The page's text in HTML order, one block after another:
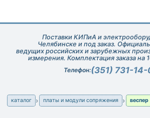
Поставки КИПиА и
Челябинске и под заказ.
ведущих российских и зарубежных
измерения. Комплектация заказа на
техническая поддержка при
Телефон:(351) 731-
каталог платы и модули сопряжения веспер